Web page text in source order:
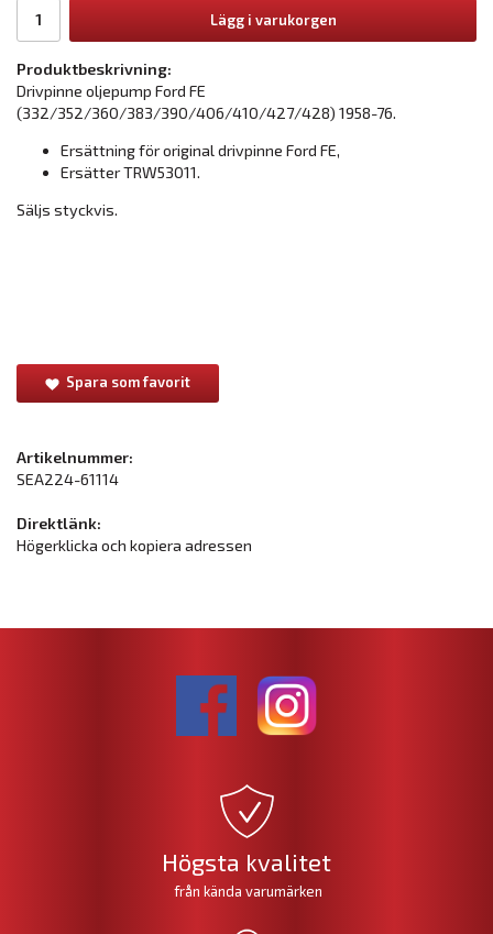
Lägg i varukorgen
Produktbeskrivning:
Drivpinne oljepump Ford FE
(332/352/360/383/390/406/410/427/428) 1958-76.
Ersättning för original drivpinne Ford FE,
Ersätter TRW53011.
Säljs styckvis.
Spara som favorit
Artikelnummer:
SEA224-61114
Direktlänk:
Högerklicka och kopiera adressen
Högsta kvalitet
från kända varumärken